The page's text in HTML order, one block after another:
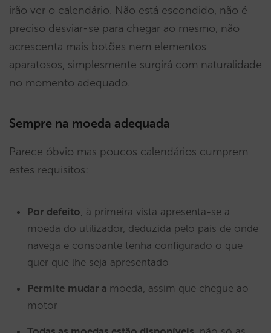
irão ver o calendário. Não está escondido, não é
preciso desviar-se para chegar ao mesmo, não
acrescenta mais botões nem elementos
aparatosos, simplesmente surgirá com naturalidade
no momento adequado.
Sempre na moeda adequada
Parece óbvio mas poucos calendários cumprem
estes requisitos:
Por defeito, à primeira vista apresenta-se a
moeda do utilizador, deduzida pelo país de onde
navega e consoante tenha configurado o que
quer que lhe seja apresentado
Permite mudar a moeda, assim que chegue ao
motor